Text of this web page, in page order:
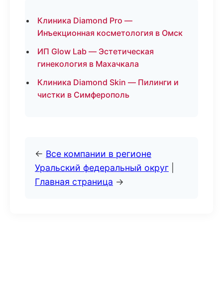
Клиника Diamond Pro —
Инъекционная косметология в Омск
ИП Glow Lab — Эстетическая
гинекология в Махачкала
Клиника Diamond Skin — Пилинги и
чистки в Симферополь
← Все компании в регионе
Уральский федеральный округ
Главная страница →